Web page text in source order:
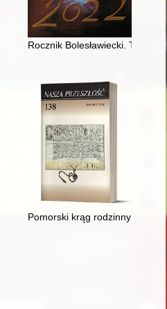
opracowywanie i udostępnianie
Rocznik Bolesławiecki. T. 15
Mikołajowie w świetle raportu
Pomorski krąg rodzinny ks.